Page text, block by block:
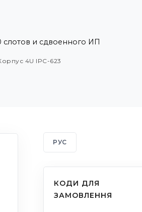
слотов и сдвоенного ИП
4U IPC-623
РУС
КОДИ ДЛЯ
ЗАМОВЛЕННЯ